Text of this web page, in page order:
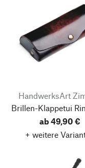
HandwerksArt
Brillen-Klappetui
ab 49,90 €
+ weitere